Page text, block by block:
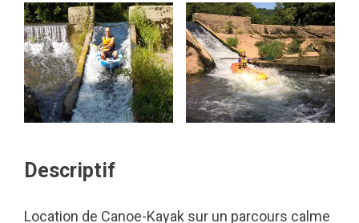
Descriptif
Location de Canoe-Kayak sur un parcours calme